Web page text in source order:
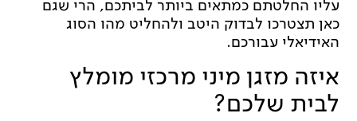
עליו החלטתם כמתאים ביותר לביתכם, הרי שגם
כאן תצטרכו לבדוק היטב ולהחליט מהו הסוג
האידיאלי עבורכם.
איזה מזגן מיני מרכזי מומלץ
לבית שלכם?